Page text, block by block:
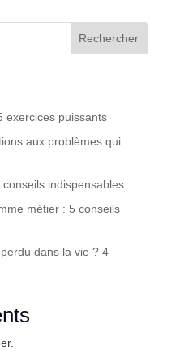
Rechercher
exercices puissants
aux problèmes qui
indispensables
métier : 5 conseils
dans la vie ? 4